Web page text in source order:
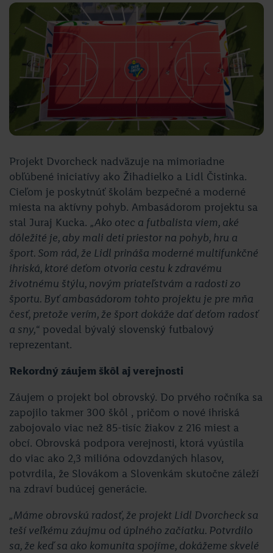
Projekt Dvorcheck nadväzuje na mimoriadne
obľúbené iniciatívy ako Žihadielko a Lidl Čistinka.
Cieľom je poskytnúť školám bezpečné a moderné
miesta na aktívny pohyb. Ambasádorom projektu sa
stal Juraj Kucka. „Ako otec a futbalista viem, aké
dôležité je, aby mali deti priestor na pohyb, hru a
šport. Som rád, že Lidl prináša moderné multifunkčné
ihriská, ktoré deťom otvoria cestu k zdravému
životnému štýlu, novým priateľstvám a radosti zo
športu. Byť ambasádorom tohto projektu je pre mňa
česť, pretože verím, že šport dokáže dať deťom radosť
a sny,“ povedal bývalý slovenský futbalový
reprezentant.
Rekordný záujem škôl aj verejnosti
Záujem o projekt bol obrovský. Do prvého ročníka sa
zapojilo takmer 300 škôl , pričom o nové ihriská
zabojovalo viac než 85-tisíc žiakov z 216 miest a
obcí. Obrovská podpora verejnosti, ktorá vyústila
do viac ako 2,3 milióna odovzdaných hlasov,
potvrdila, že Slovákom a Slovenkám skutočne záleží
na zdraví budúcej generácie.
„Máme obrovskú radosť, že projekt Lidl Dvorcheck sa
teší veľkému záujmu od úplného začiatku. Potvrdilo
sa, že keď sa ako komunita spojíme, dokážeme skvelé